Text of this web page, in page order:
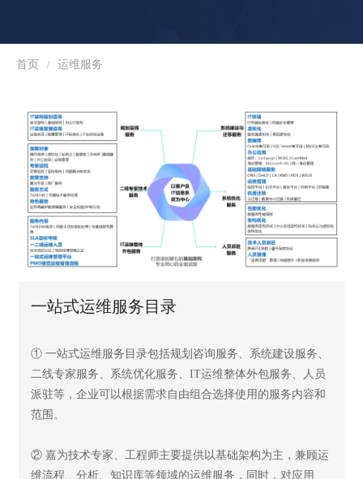
首页 / 运维服务
一站式运维服务目录
① 一站式运维服务目录包括规划咨询服务、系统建设服务、
二线专家服务、系统优化服务、IT运维整体外包服务、人员
派驻等，企业可以根据需求自由组合选择使用的服务内容和
范围。
② 嘉为技术专家、工程师主要提供以基础架构为主，兼顾运
维流程、分析、知识库等领域的运维服务，同时，对应用